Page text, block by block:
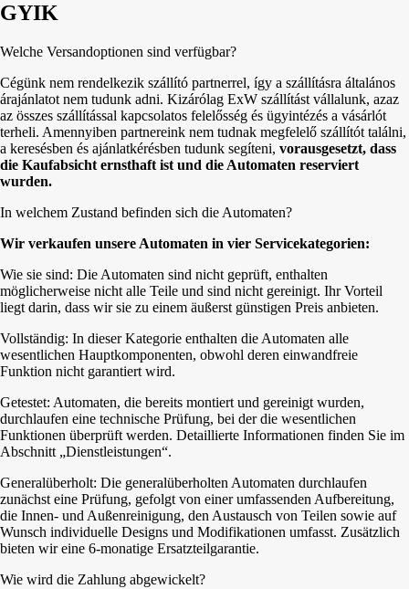
GYIK
Welche Versandoptionen sind verfügbar?
Cégünk nem rendelkezik szállító partnerrel, így a szállításra általános
árajánlatot nem tudunk adni. Kizárólag ExW szállítást vállalunk, azaz
az összes szállítással kapcsolatos felelősség és ügyintézés a vásárlót
terheli. Amennyiben partnereink nem tudnak megfelelő szállítót találni,
a keresésben és ajánlatkérésben tudunk segíteni, vorausgesetzt, dass
die Kaufabsicht ernsthaft ist und die Automaten reserviert
wurden.
In welchem Zustand befinden sich die Automaten?
Wir verkaufen unsere Automaten in vier Servicekategorien:
Wie sie sind: Die Automaten sind nicht geprüft, enthalten
möglicherweise nicht alle Teile und sind nicht gereinigt. Ihr Vorteil
liegt darin, dass wir sie zu einem äußerst günstigen Preis anbieten.
Vollständig: In dieser Kategorie enthalten die Automaten alle
wesentlichen Hauptkomponenten, obwohl deren einwandfreie
Funktion nicht garantiert wird.
Getestet: Automaten, die bereits montiert und gereinigt wurden,
durchlaufen eine technische Prüfung, bei der die wesentlichen
Funktionen überprüft werden. Detaillierte Informationen finden Sie im
Abschnitt „Dienstleistungen“.
Generalüberholt: Die generalüberholten Automaten durchlaufen
zunächst eine Prüfung, gefolgt von einer umfassenden Aufbereitung,
die Innen- und Außenreinigung, den Austausch von Teilen sowie auf
Wunsch individuelle Designs und Modifikationen umfasst. Zusätzlich
bieten wir eine 6-monatige Ersatzteilgarantie.
Wie wird die Zahlung abgewickelt?